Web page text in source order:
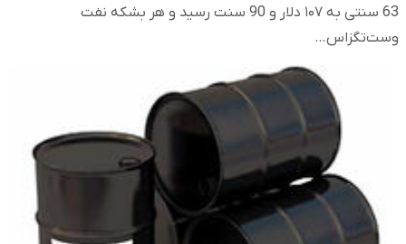
63 سنتی به ۱۰۷ دلار و 90 سنت رسید و هر بشکه نفت
وست‌تگزاس…